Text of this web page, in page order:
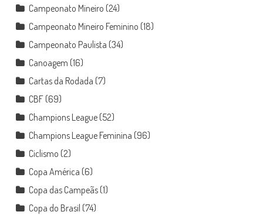
Campeonato Mineiro (24)
Campeonato Mineiro Feminino (18)
Campeonato Paulista (34)
Canoagem (16)
Cartas da Rodada (7)
CBF(69)
Champions League(52)
Champions League Feminina (96)
Ciclismo (2)
Copa América (6)
Copa das Campeãs(1)
Copa do Brasil (74)